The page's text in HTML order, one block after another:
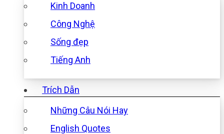
Kinh Doanh
Công Nghệ
Sống đẹp
Tiếng Anh
Trích Dẫn
Những Câu Nói Hay
English Quotes